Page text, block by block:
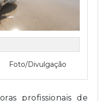
Foto/Divulgação
profissionais de